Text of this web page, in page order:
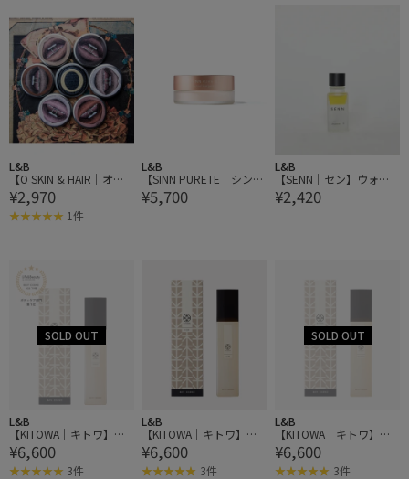
L&B
【O SKIN & HAIR｜オ
ー・スキン アンド ヘ
ア】O BALM 20ml （オ
ー・バーム） リップ
¥2,970
1件
L&B
【SINN PURETE｜シンピ
ュルテ】フェザータッチ
ング クラリティーパウダ
¥5,700
L&B
【SENN｜セン】ウォー
ターオイルバランサー 2
10ml
¥2,420
L&B
【KITOWA｜キトワ】バ
スエッセンス（入浴剤）
¥6,600
3件
L&B
【KITOWA｜キトワ】バ
スエッセンス（入浴剤）
¥6,600
3件
L&B
【KITOWA｜キトワ】バ
スエッセンス（入浴剤）
¥6,600
3件